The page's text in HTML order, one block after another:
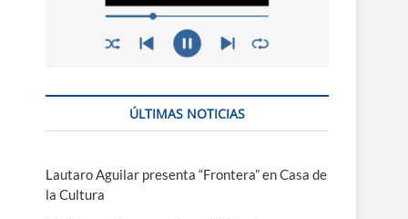
ÚLTIMAS NOTICIAS
Lautaro Aguilar presenta “Frontera” en Casa de
la Cultura